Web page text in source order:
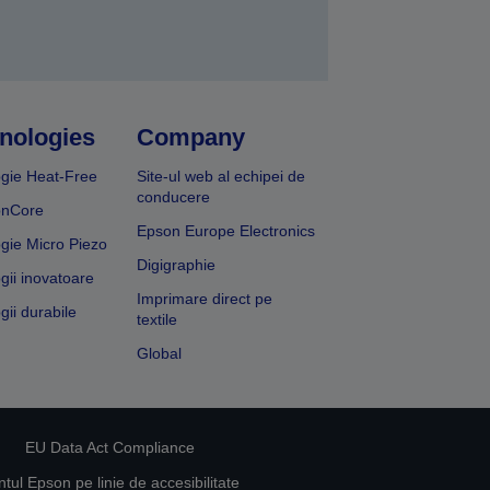
Heat-Free
Micro Piezo
inovatoare
durabile
Company
Site-ul web al echipei de
conducere
Epson Europe Electronics
Digigraphie
Imprimare direct pe
textile
Global
EU Data Act Compliance
Epson pe linie de accesibilitate